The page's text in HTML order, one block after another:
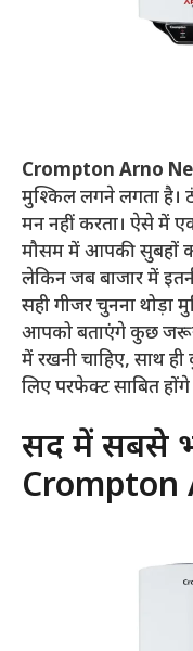
Crompton Arno
मुश्किल लगने लगता है।
मन नहीं करता। ऐसे में
मौसम में आपकी सुबहों
लेकिन जब बाजार में
सही गीजर चुनना
आपको बताएंगे कुछ
में रखनी चाहिए, साथ
लिए परफेक्ट साबित
सर्दी में सबसे
Crompton